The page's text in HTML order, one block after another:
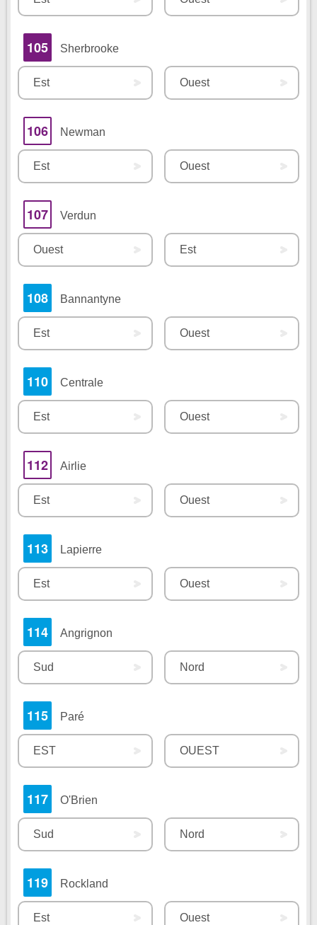
105 Sherbrooke
Est Ouest
106 Newman
Est Ouest
107 Verdun
Ouest Est
108 Bannantyne
Est Ouest
110 Centrale
Est Ouest
112 Airlie
Est Ouest
113 Lapierre
Est Ouest
114 Angrignon
Sud Nord
115 Paré
EST OUEST
117 O'Brien
Sud Nord
119 Rockland
Est Ouest